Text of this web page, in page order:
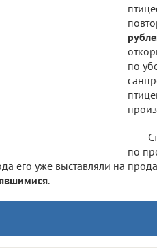
по
по
его уже выставляли на
.